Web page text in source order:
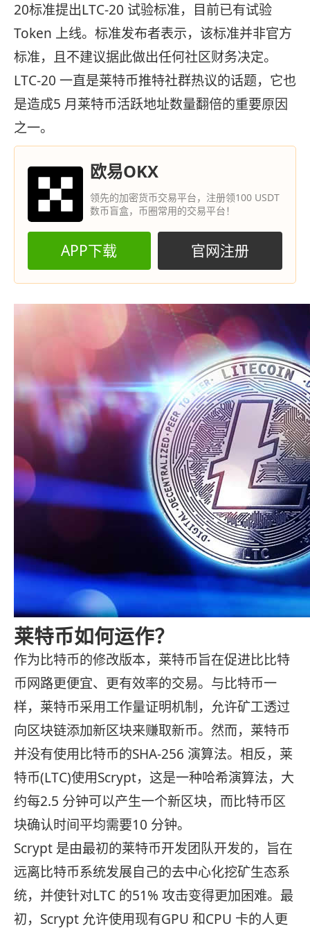
20标准提出LTC-20 试验标准，目前已有试验
Token 上线。标准发布者表示，该标准并非官方
标准，且不建议据此做出任何社区财务决定。
LTC-20 一直是莱特币推特社群热议的话题，它也
是造成5 月莱特币活跃地址数量翻倍的重要原因
之一。
欧易OKX
领先的加密货币交易平台，注册领100 USDT
数币盲盒，币圈常用的交易平台！
APP下载 官网注册
莱特币如何运作？
作为比特币的修改版本，莱特币旨在促进比比特
币网路更便宜、更有效率的交易。与比特币一
样，莱特币采用工作量证明机制，允许矿工透过
向区块链添加新区块来赚取新币。然而，莱特币
并没有使用比特币的SHA-256 演算法。相反，莱
特币(LTC)使用Scrypt，这是一种哈希演算法，大
约每2.5 分钟可以产生一个新区块，而比特币区
块确认时间平均需要10 分钟。
Scrypt 是由最初的莱特币开发团队开发的，旨在
远离比特币系统发展自己的去中心化挖矿生态系
统，并使针对LTC 的51% 攻击变得更加困难。最
初，Scrypt 允许使用现有GPU 和CPU 卡的人更